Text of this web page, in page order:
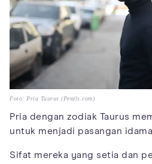
Foto: Pria Taurus (Pexels.com)
Pria dengan zodiak Taurus
untuk menjadi pasangan
Sifat mereka yang setia dan